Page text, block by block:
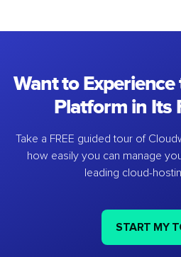
Want to
Platform in Its
Take a FREE guided tour of
how easily you can manage
leading cloud-
START MY